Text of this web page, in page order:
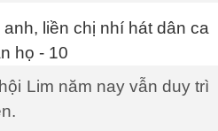
Lim năm nay vẫn duy trì